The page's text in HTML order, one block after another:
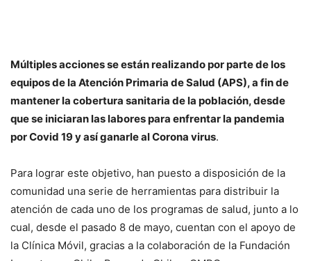
Múltiples acciones se están realizando por parte de los
equipos de la Atención Primaria de Salud (APS), a fin de
mantener la cobertura sanitaria de la población, desde
que se iniciaran las labores para enfrentar la pandemia
por Covid 19 y así ganarle al Corona virus.
Para lograr este objetivo, han puesto a disposición de la
comunidad una serie de herramientas para distribuir la
atención de cada uno de los programas de salud, junto a lo
cual, desde el pasado 8 de mayo, cuentan con el apoyo de
la Clínica Móvil, gracias a la colaboración de la Fundación